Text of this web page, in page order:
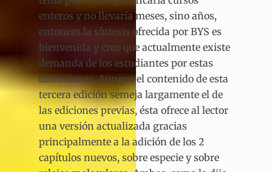
enteros y no llevaría meses, sino años,
entonces la síntesis ofrecida por BYS es
bienvenida y creo que actualmente existe
demanda de los estudiantes por estas
discusiones. Aunque el contenido de esta
tercera edición semeja largamente el de
las ediciones previas, ésta ofrece al lector
una versión actualizada gracias
principalmente a la adición de los 2
capítulos nuevos, sobre especie y sobre